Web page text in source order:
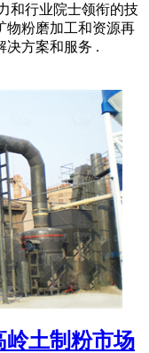
和行业院士领衔的技
物粉磨加工和资源再
决方案和服务 .
岭土制粉市场